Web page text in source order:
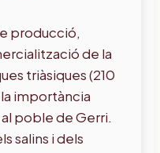
producció,
de la
triàsiques (210
la importància
poble de Gerri.
salins i dels